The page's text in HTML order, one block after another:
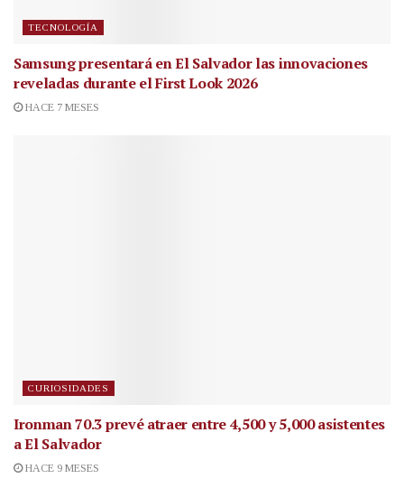
TECNOLOGÍA
Samsung presentará en El Salvador las innovaciones
reveladas durante el First Look 2026
HACE 7 MESES
CURIOSIDADES
Ironman 70.3 prevé atraer entre 4,500 y 5,000 asistentes
a El Salvador
HACE 9 MESES